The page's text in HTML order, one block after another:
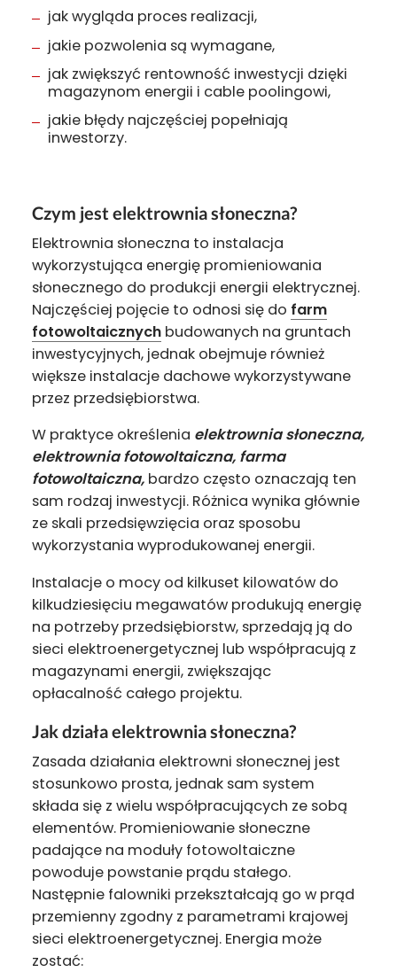
jak wygląda proces realizacji,
jakie pozwolenia są wymagane,
jak zwiększyć rentowność inwestycji dzięki
magazynom energii i cable poolingowi,
jakie błędy najczęściej popełniają
inwestorzy.
Czym jest elektrownia słoneczna?
Elektrownia słoneczna to instalacja
wykorzystująca energię promieniowania
słonecznego do produkcji energii elektrycznej.
Najczęściej pojęcie to odnosi się do farm
fotowoltaicznych budowanych na gruntach
inwestycyjnych, jednak obejmuje również
większe instalacje dachowe wykorzystywane
przez przedsiębiorstwa.
W praktyce określenia elektrownia słoneczna,
elektrownia fotowoltaiczna, farma
fotowoltaiczna, bardzo często oznaczają ten
sam rodzaj inwestycji. Różnica wynika głównie
ze skali przedsięwzięcia oraz sposobu
wykorzystania wyprodukowanej energii.
Instalacje o mocy od kilkuset kilowatów do
kilkudziesięciu megawatów produkują energię
na potrzeby przedsiębiorstw, sprzedają ją do
sieci elektroenergetycznej lub współpracują z
magazynami energii, zwiększając
opłacalność całego projektu.
Jak działa elektrownia słoneczna?
Zasada działania elektrowni słonecznej jest
stosunkowo prosta, jednak sam system
składa się z wielu współpracujących ze sobą
elementów. Promieniowanie słoneczne
padające na moduły fotowoltaiczne
powoduje powstanie prądu stałego.
Następnie falowniki przekształcają go w prąd
przemienny zgodny z parametrami krajowej
sieci elektroenergetycznej. Energia może
zostać: